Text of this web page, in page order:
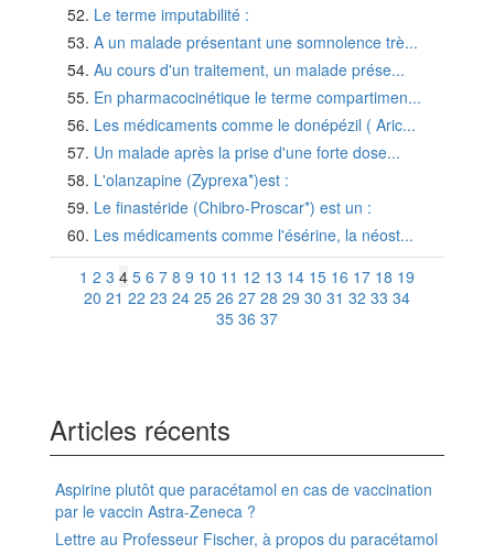
Le terme imputabilité :
A un malade présentant une somnolence trè...
Au cours d'un traitement, un malade prése...
En pharmacocinétique le terme compartimen...
Les médicaments comme le donépézil ( Aric...
Un malade après la prise d'une forte dose...
L'olanzapine (Zyprexa*)est :
Le finastéride (Chibro-Proscar*) est un :
Les médicaments comme l'ésérine, la néost...
1 2 3 4 5 6 7 8 9 10 11 12 13 14 15 16 17 18 19
20 21 22 23 24 25 26 27 28 29 30 31 32 33 34
35 36 37
Articles récents
Aspirine plutôt que paracétamol en cas de vaccination
par le vaccin Astra-Zeneca ?
Lettre au Professeur Fischer, à propos du paracétamol